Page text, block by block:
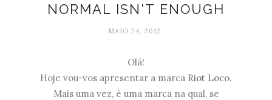
NORMAL ISN'T ENOUGH
MAIO 24, 2012
Olá!
Hoje vou-vos apresentar a marca Riot Loco.
Mais uma vez, é uma marca na qual, se